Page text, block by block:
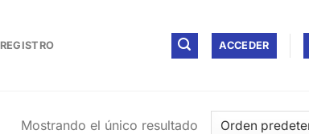
REGISTRO ACCEDER
Mostrando el único resultado